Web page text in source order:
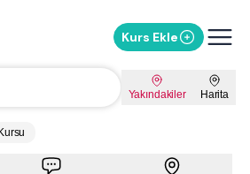
Kurs Ekle
Yakındakiler Harita